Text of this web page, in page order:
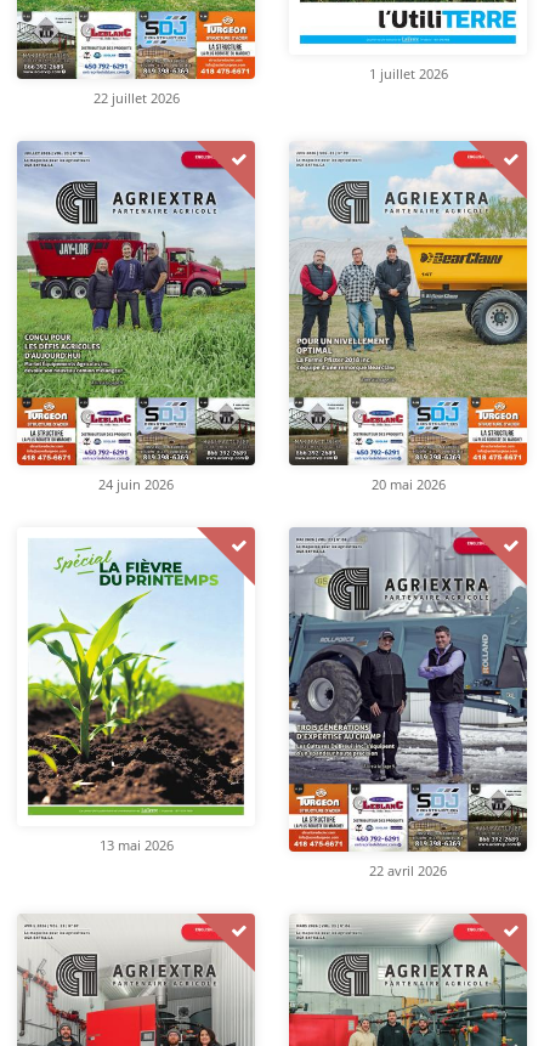
22 juillet 2026
1 juillet 2026
24 juin 2026 20 mai 2026
13 mai 2026
22 avril 2026